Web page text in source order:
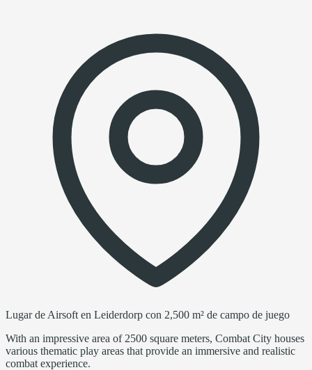
Lugar de Airsoft en Leiderdorp con 2,500 m² de campo de juego
With an impressive area of 2500 square meters, Combat City houses
various thematic play areas that provide an immersive and realistic
combat experience.